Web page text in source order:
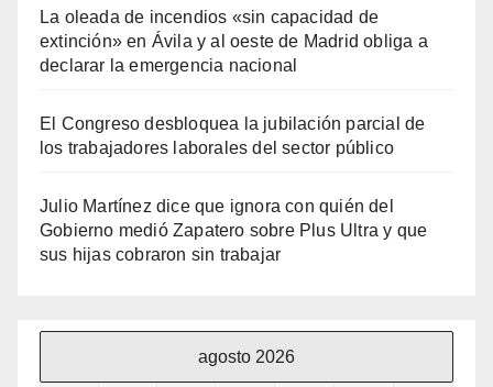
La oleada de incendios «sin capacidad de
extinción» en Ávila y al oeste de Madrid obliga a
declarar la emergencia nacional
El Congreso desbloquea la jubilación parcial de
los trabajadores laborales del sector público
Julio Martínez dice que ignora con quién del
Gobierno medió Zapatero sobre Plus Ultra y que
sus hijas cobraron sin trabajar
agosto 2026